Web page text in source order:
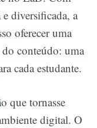
diversificada, a
oferecer uma
conteúdo: uma
cada estudante.
que tornasse
digital. O